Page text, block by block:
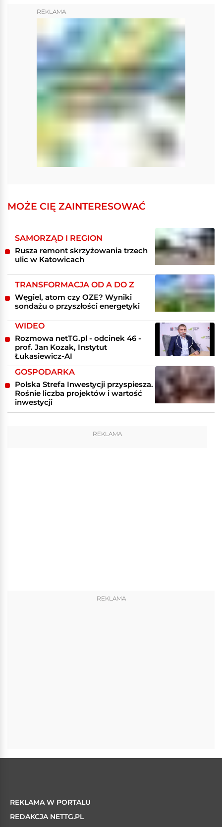
REKLAMA
MOŻE CIĘ ZAINTERESOWAĆ
SAMORZĄD I REGION
Rusza remont skrzyżowania trzech
ulic w Katowicach
TRANSFORMACJA OD A DO Z
Węgiel, atom czy OZE? Wyniki
sondażu o przyszłości energetyki
WIDEO
Rozmowa netTG.pl - odcinek 46 -
prof. Jan Kozak, Instytut
Łukasiewicz-AI
GOSPODARKA
Polska Strefa Inwestycji przyspiesza.
Rośnie liczba projektów i wartość
inwestycji
REKLAMA
REKLAMA
REKLAMA W PORTALU
REDAKCJA NETTG.PL